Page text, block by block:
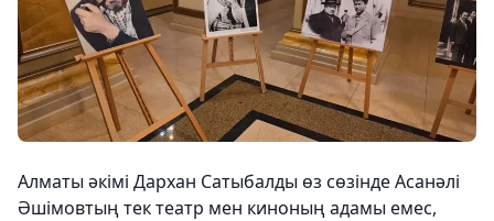
Алматы әкімі Дархан Сатыбалды өз сөзінде Асанәлі
Әшімовтың тек театр мен киноның адамы емес,